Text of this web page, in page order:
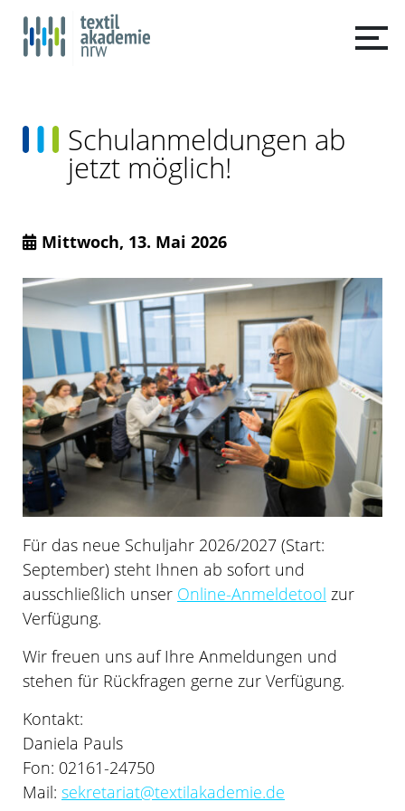
Schulanmeldungen ab
jetzt möglich!
Mittwoch, 13. Mai 2026
Für das neue Schuljahr 2026/2027 (Start:
September) steht Ihnen ab sofort und
ausschließlich unser Online-Anmeldetool zur
Verfügung.
Wir freuen uns auf Ihre Anmeldungen und
stehen für Rückfragen gerne zur Verfügung.
Kontakt:
Daniela Pauls
Fon: 02161-24750
Mail: sekretariat@textilakademie.de